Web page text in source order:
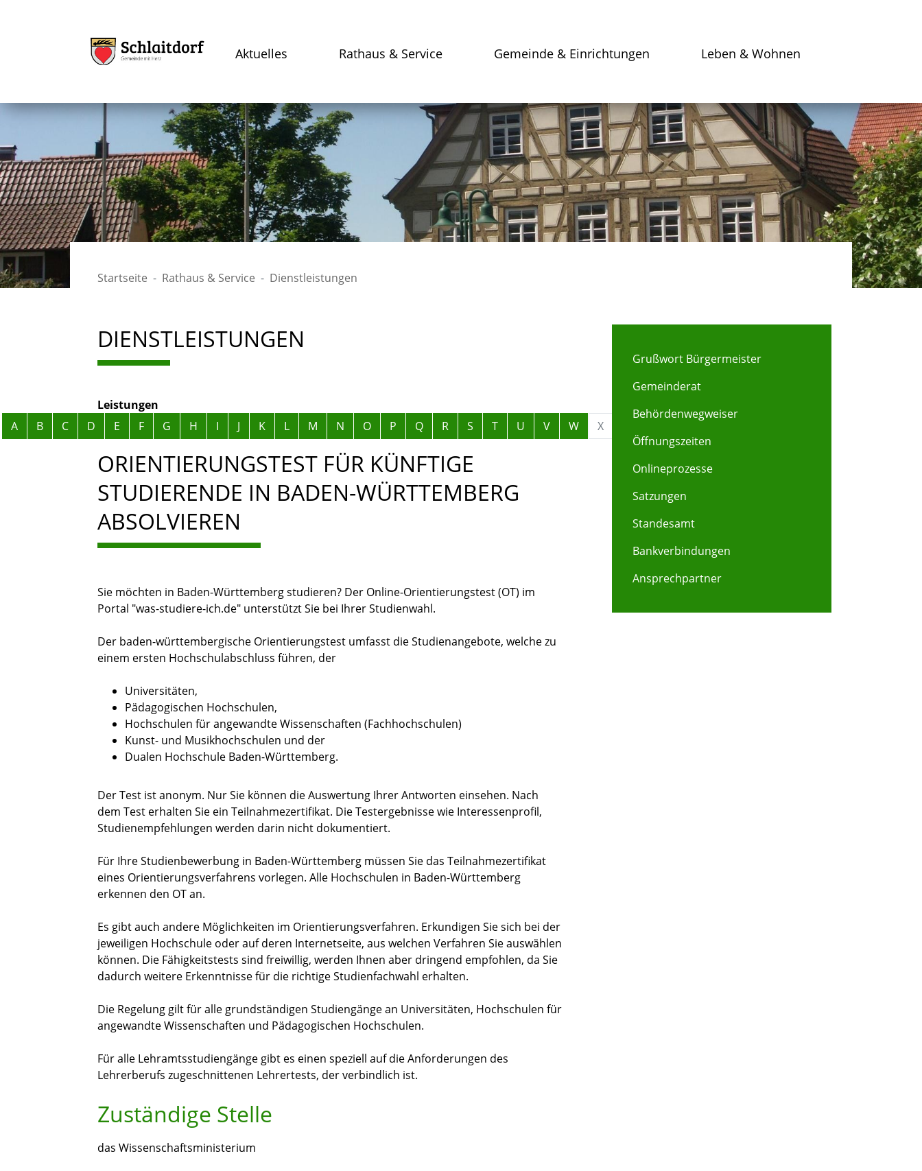
Aktuelles Rathaus & Service Gemeinde & Einrichtungen Leben & Wohnen
Startseite Rathaus & Service Dienstleistungen
DIENSTLEISTUNGEN
Leistungen
Alphabetisches Register überspringen
A B C D E F G H I J K L M N O P Q R S T U V W X
ORIENTIERUNGSTEST FÜR KÜNFTIGE
STUDIERENDE IN BADEN-WÜRTTEMBERG
ABSOLVIEREN
Sie möchten in Baden-Württemberg studieren? Der Online-Orientierungstest (OT) im
Portal "was-studiere-ich.de" unterstützt Sie bei Ihrer Studienwahl.
Der baden-württembergische Orientierungstest umfasst die Studienangebote, welche zu
einem ersten Hochschulabschluss führen, der
Universitäten,
Pädagogischen Hochschulen,
Hochschulen für angewandte Wissenschaften (Fachhochschulen)
Kunst- und Musikhochschulen und der
Dualen Hochschule Baden-Württemberg.
Der Test ist anonym. Nur Sie können die Auswertung Ihrer Antworten einsehen. Nach
dem Test erhalten Sie ein Teilnahmezertifikat. Die Testergebnisse wie Interessenprofil,
Studienempfehlungen werden darin nicht dokumentiert.
Für Ihre Studienbewerbung in Baden-Württemberg müssen Sie das Teilnahmezertifikat
eines Orientierungsverfahrens vorlegen. Alle Hochschulen in Baden-Württemberg
erkennen den OT an.
Es gibt auch andere Möglichkeiten im Orientierungsverfahren. Erkundigen Sie sich bei der
jeweiligen Hochschule oder auf deren Internetseite, aus welchen Verfahren Sie auswählen
können. Die Fähigkeitstests sind freiwillig, werden Ihnen aber dringend empfohlen, da Sie
dadurch weitere Erkenntnisse für die richtige Studienfachwahl erhalten.
Die Regelung gilt für alle grundständigen Studiengänge an Universitäten, Hochschulen für
angewandte Wissenschaften und Pädagogischen Hochschulen.
Für alle Lehramtsstudiengänge gibt es einen speziell auf die Anforderungen des
Lehrerberufs zugeschnittenen Lehrertests, der verbindlich ist.
Zuständige Stelle
das Wissenschaftsministerium
Grußwort Bürgermeister
Gemeinderat
Behördenwegweiser
Öffnungszeiten
Onlineprozesse
Satzungen
Standesamt
Bankverbindungen
Ansprechpartner